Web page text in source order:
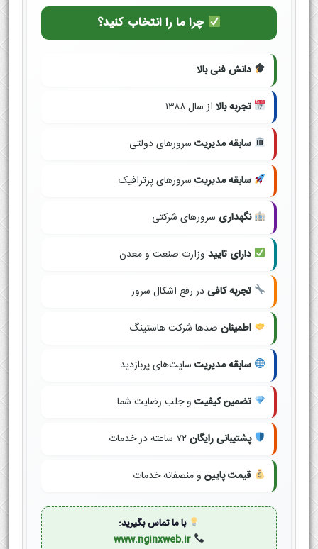
چرا ما را انتخاب کنید؟
دانش فنی بالا
تجربه بالا از سال ۱۳۸۸
سابقه مدیریت سرورهای دولتی
سابقه مدیریت سرورهای پرترافیک
نگهداری سرورهای شرکتی
دارای تایید وزارت صنعت و معدن
تجربه کافیدر رفع اشکال سرور
اطمینان صدها شرکت هاستینگ
سابقه مدیریت سایت‌های پربازدید
تضمین کیفیت و جلب رضایت شما
پشتیبانی رایگان۷۲ ساعته در خدمات
قیمت پایین و منصفانه خدمات
با ما تماس بگیرید:
www.nginxweb.ir